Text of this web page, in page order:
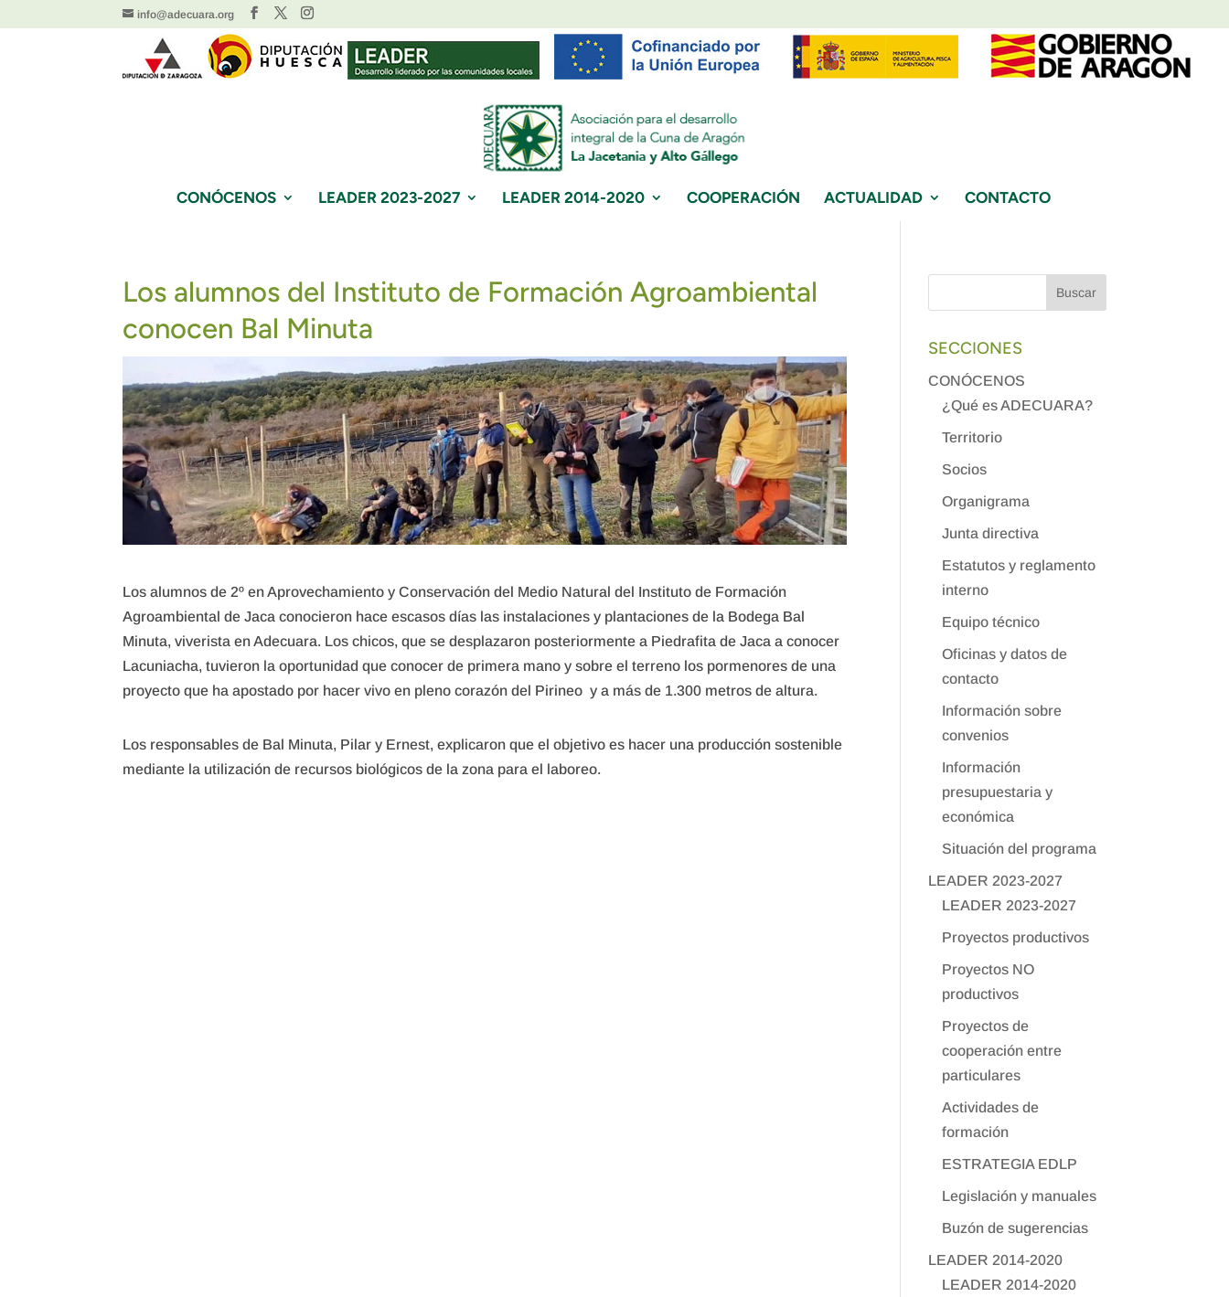
info@adecuara.org
CONÓCENOS LEADER 2023-2027 LEADER 2014-2020 COOPERACIÓN ACTUALIDAD CONTACTO
Los alumnos del Instituto de Formación Agroambiental
conocen Bal Minuta
Los alumnos de 2º en Aprovechamiento y Conservación del Medio Natural del Instituto de Formación
Agroambiental de Jaca conocieron hace escasos días las instalaciones y plantaciones de la Bodega Bal
Minuta, viverista en Adecuara. Los chicos, que se desplazaron posteriormente a Piedrafita de Jaca a conocer
Lacuniacha, tuvieron la oportunidad que conocer de primera mano y sobre el terreno los pormenores de una
proyecto que ha apostado por hacer vivo en pleno corazón del Pirineo y a más de 1.300 metros de altura.
Los responsables de Bal Minuta, Pilar y Ernest, explicaron que el objetivo es hacer una producción sostenible
mediante la utilización de recursos biológicos de la zona para el laboreo.
SECCIONES
CONÓCENOS
¿Qué es ADECUARA?
Territorio
Socios
Organigrama
Junta directiva
Estatutos y reglamento
interno
Equipo técnico
Oficinas y datos de
contacto
Información sobre
convenios
Información
presupuestaria y
económica
Situación del programa
LEADER 2023-2027
LEADER 2023-2027
Proyectos productivos
Proyectos NO
productivos
Proyectos de
cooperación entre
particulares
Actividades de
formación
ESTRATEGIA EDLP
Legislación y manuales
Buzón de sugerencias
LEADER 2014-2020
LEADER 2014-2020